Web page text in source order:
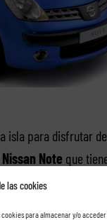
las cookies
para almacenar y/o acceder
isla para disfrutar
Nissan Note que
dirección